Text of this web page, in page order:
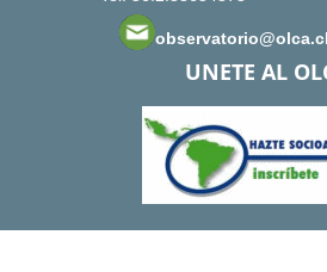
observatorio@olca.cl
UNETE AL